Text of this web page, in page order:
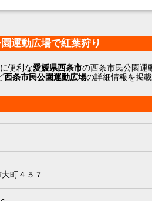
運動広場で紅葉狩り
便利な愛媛県西条市の西条市民公園運
西条市民公園運動広場の詳細情報を掲
町４５７